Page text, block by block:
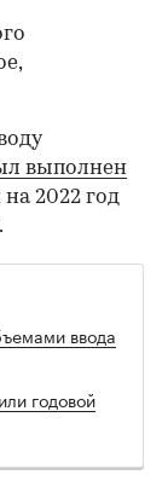
выполнен
2022 год
ввода
годовой